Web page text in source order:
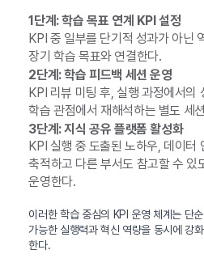
1단계: 학습 목표 연계 KPI 설정
KPI 중 일부를 단기적 성과가 아닌
장기 학습 목표와 연결한다.
2단계: 학습 피드백 세션 운영
KPI 리뷰 미팅 후, 실행 과정에서의
학습 관점에서 재해석하는 별도 세
3단계: 지식 공유 플랫폼 활성화
KPI 실행 중 도출된 노하우, 데이터
축적하고 다른 부서도 참고할 수 있
운영한다.
이러한 학습 중심의 KPI 운영 체계는 단
가능한 실행력과 혁신 역량을 동시에 강
한다.